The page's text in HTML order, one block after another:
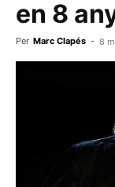
en 8
Per Marc Clapés - 8